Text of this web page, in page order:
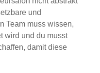
und
Team muss wissen,
wird und du musst
damit diese